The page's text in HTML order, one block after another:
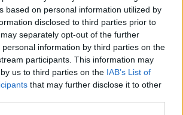
based on personal information utilized by
disclosed to third parties prior to
separately opt-out of the further
information by third parties on the
participants. This information may
us to third parties on the IAB’s List of
that may further disclose it to other
Ακολουθήστε το
Mad.gr στο Google
News
Ακολουθήστε το
Mad.gr στο MSN